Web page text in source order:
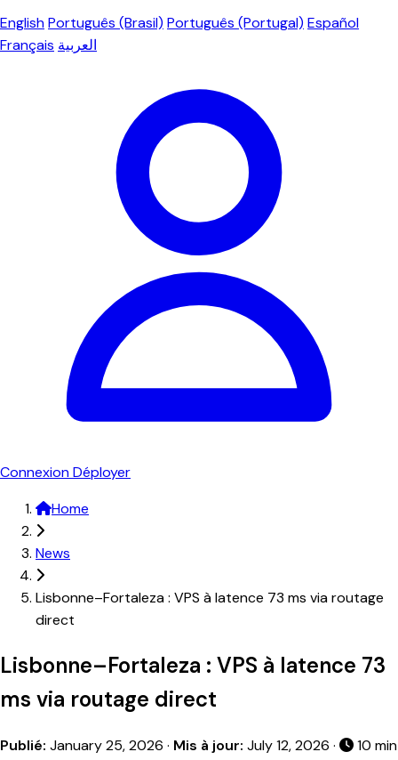
EnglishPortuguês (Brasil) Português (Portugal) Español
Français العربية
ConnexionDéployer
Home
News
Lisbonne–Fortaleza : VPS à latence 73 ms via routage
direct
Lisbonne–Fortaleza : VPS à latence 73
ms via routage direct
Publié: January 25, 2026 · Mis à jour: July 12, 2026 ·
10 min